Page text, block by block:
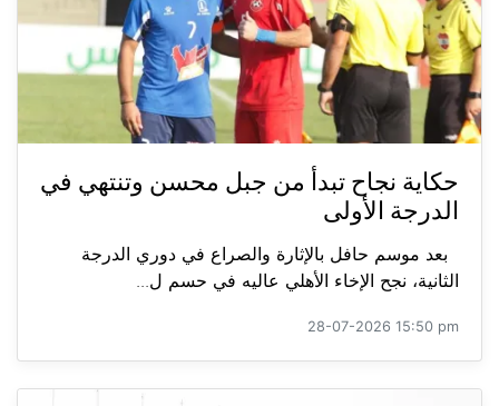
حكاية نجاح تبدأ من جبل محسن وتنتهي في
الدرجة الأولى
بعد موسم حافل بالإثارة والصراع في دوري الدرجة
الثانية، نجح الإخاء الأهلي عاليه في حسم ل...
28-07-2026 15:50 pm